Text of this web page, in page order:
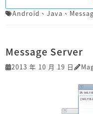
Android 、 Java 、
Message Server
2013 年 10 月 19 日